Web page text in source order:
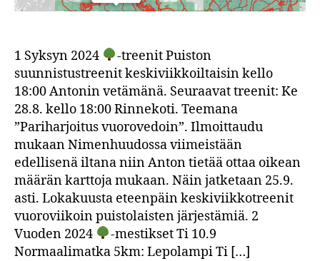
1 Syksyn 2024
-treenit Puiston
suunnistustreenit keskiviikkoiltaisin kello
18:00 Antonin vetämänä. Seuraavat treenit: Ke
28.8. kello 18:00 Rinnekoti. Teemana
”Pariharjoitus vuorovedoin”. Ilmoittaudu
mukaan Nimenhuudossa viimeistään
edellisenä iltana niin Anton tietää ottaa oikean
määrän karttoja mukaan. Näin jatketaan 25.9.
asti. Lokakuusta eteenpäin keskiviikkotreenit
vuoroviikoin puistolaisten järjestämiä. 2
Vuoden 2024
-mestikset Ti 10.9
Normaalimatka 5km: Lepolampi Ti […]